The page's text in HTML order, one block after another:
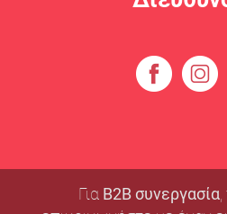
Για B2B συνεργασία